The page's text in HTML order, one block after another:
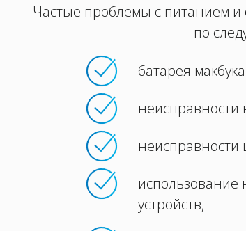
Частые проблемы с питанием и
по
батарея
неисправности
неисправности
устройств,